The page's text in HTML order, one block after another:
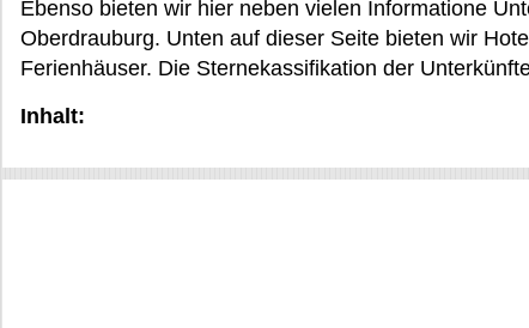
Ebenso bieten wir hier neben vielen Informatione
Oberdrauburg. Unten auf dieser Seite bieten wir
Ferienhäuser. Die Sternekassifikation der
Inhalt: